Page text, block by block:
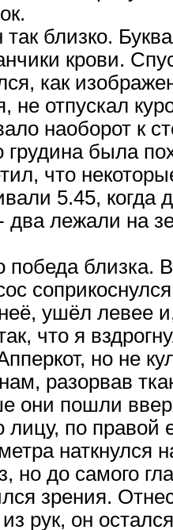
близко.
крови.
как
не отпускал
наоборот к
грудина была
что
5.45, когда
лежали на
победа близка.
неё, ушёл левее
что я
но не
разорвав
они пошли
лицу, по правой
наткнулся
но до самого
зрения.
рук, он